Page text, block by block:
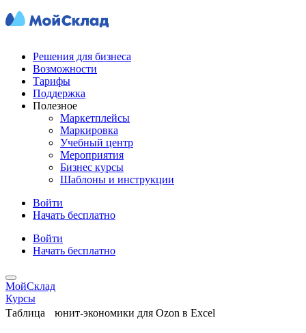
Решения для бизнеса
Возможности
Тарифы
Поддержка
Полезное
Маркетплейсы
Маркировка
Учебный центр
Мероприятия
Бизнес курсы
Шаблоны и инструкции
Войти
Начать бесплатно
Войти
Начать бесплатно
МойСклад
Курсы
Таблица юнит-экономики для Ozon в Excel